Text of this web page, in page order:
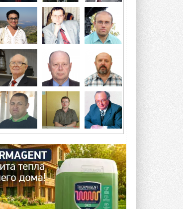
Для Арктики создали
технологию защиты
ветрогенераторов от аварий
Разработка учитывает влияние
мерзлоты, обледенения и снеговых ...
6 АВГУСТА 2026
Гибридный тепловой насос PV/T
с одним общим испарителем
Исследователи предложили
конструкцию двухисточникового ...
5 АВГУСТА 2026
21-й ежегодный форум
«ЦОД-2026»
отеле Radisson Slavyanskaya. Форум
посетит более двух тысяч участников ...
5 АВГУСТА 2026
Китайская Shenling представила
линейку тепловых насосов
«воздух-вода» на R290
Серия ThermaX R290 All-In-One